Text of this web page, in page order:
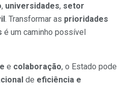
, universidades, setor
. Transformar as prioridades
é um caminho possível
e colaboração, o Estado pode
de eficiência e